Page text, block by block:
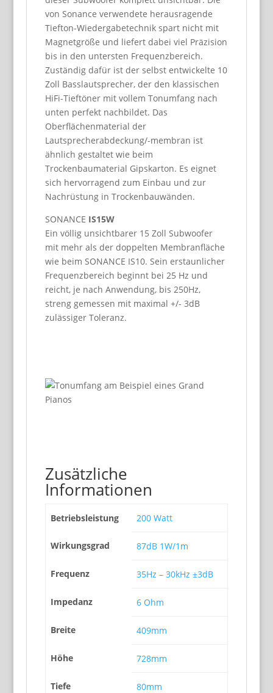
von Sonance verwendete herausragende
Tiefton-Wiedergabetechnik spart nicht mit
Magnetgröße und liefert dabei viel Präzision
bis in den untersten Frequenzbereich.
Zuständig dafür ist der selbst entwickelte 10
Zoll Basslautsprecher, der den klassischen
HiFi-Tieftöner mit vollem Tonumfang nach
unten perfekt nachbildet. Das
Oberflächenmaterial der
Lautsprecherabdeckung/-membran ist
ähnlich gestaltet wie beim
Trockenbaumaterial Gipskarton. Es eignet
sich hervorragend zum Einbau und zur
Nachrüstung in Trockenbauwänden.
SONANCE IS15W
Ein völlig unsichtbarer 15 Zoll Subwoofer
mit mehr als der doppelten Membranfläche
wie beim SONANCE IS10. Sein erstaunlicher
Frequenzbereich beginnt bei 25 Hz und
reicht, je nach Anwendung, bis 250Hz,
streng gemessen mit maximal +/- 3dB
zulässiger Toleranz.
Zusätzliche
Informationen
Betriebsleistung 200 Watt
Wirkungsgrad 87dB 1W/1m
Frequenz 35Hz – 30kHz ±3dB
Impedanz 6 Ohm
Breite 409mm
Höhe 728mm
Tiefe 80mm